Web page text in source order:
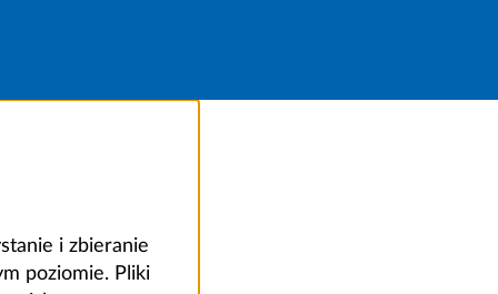
i zbieranie
poziomie. Pliki